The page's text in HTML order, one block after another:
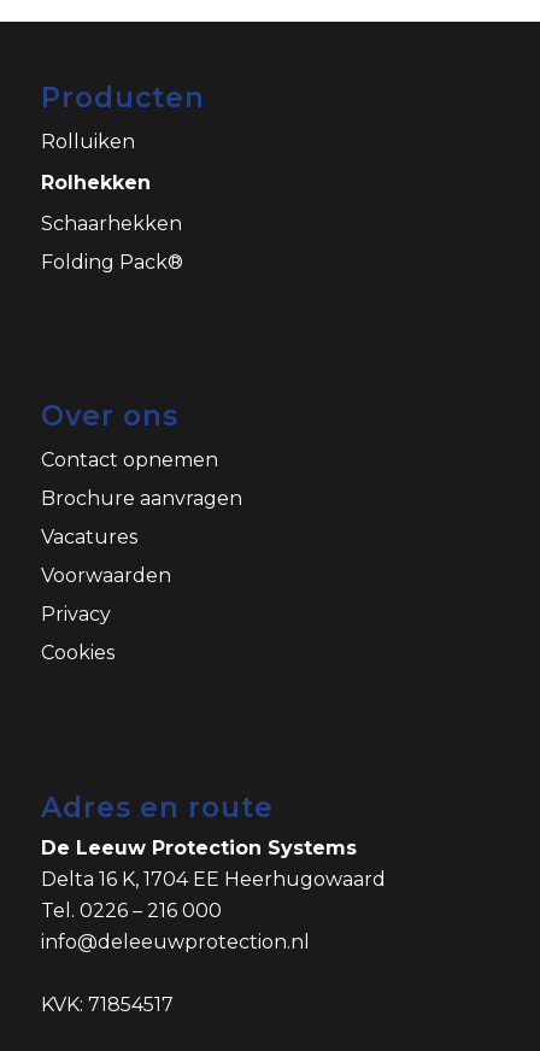
Producten
Rolluiken
Rolhekken
Schaarhekken
Folding Pack®
Over ons
Contact opnemen
Brochure aanvragen
Vacatures
Voorwaarden
Privacy
Cookies
Adres en route
De Leeuw Protection Systems
Delta 16 K, 1704 EE Heerhugowaard
Tel. 0226 – 216 000
info@deleeuwprotection.nl
KVK: 71854517